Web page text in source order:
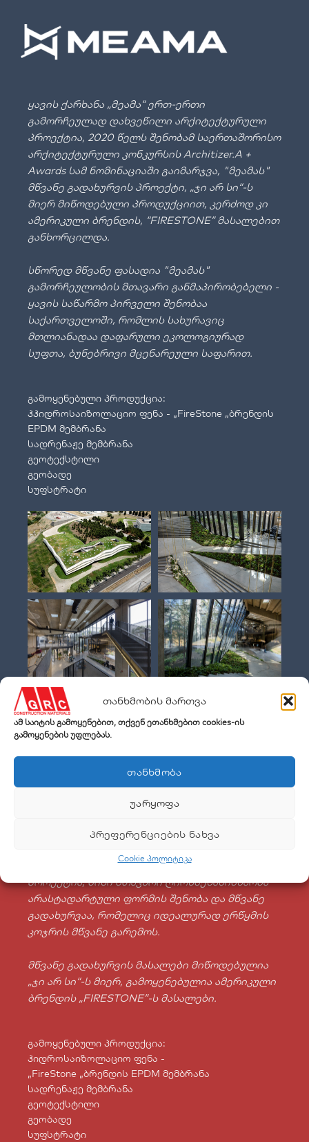
თანხმობის მართვა
ამ საიტის გამოყენებით, თქვენ ეთანხმებით cookies-ის
გამოყენების უფლებას.
ᲗᲐᲜᲮᲛᲝᲑᲐ
ᲣᲐᲠᲧᲝᲤᲐ
ᲞᲠᲔᲤᲔᲠᲔᲜᲪᲘᲔᲑᲘᲡ ᲜᲐᲮᲕᲐ
Cookie პოლიტიკა
ყავის ქარხანა „მეამა“ ერთ-ერთი
გამორჩეულად დახვეწილი არქიტექტურული
პროექტია, 2020 წელს შენობამ საერთაშორისო
არქიტექტურული კონკურსის Architizer.A +
Awards სამ ნომინაციაში გაიმარჯვა, "მეამას"
მწვანე გადახურვის პროექტი, „ჯი არ სი“-ს
მიერ მიწოდებული პროდუქციით, კერძოდ კი
ამერიკული ბრენდის, “FIRESTONE” მასალებით
განხორცილდა.
სწორედ მწვანე ფასადია "მეამას"
გამორჩეულობის მთავარი განმაპირობებელი -
ყავის საწარმო პირველი შენობაა
საქართველოში, რომლის სახურავიც
მთლიანადაა დაფარული ეკოლოგიურად
სუფთა, ბუნებრივი მცენარეული საფარით.
გამოყენებული პროდუქცია:
ჰჰიდროსაიზოლაციო ფენა - „FireStone „ბრენდის
EPDM მემბრანა
სადრენაჟე მემბრანა
გეოტექსტილი
გეობადე
სუფსტრატი
გადაწყვეტის მქონე არქიტექტურული
პროექტია, მისი მთავარი ღირსშესანიშნაობა
არასტადარტული ფორმის შენობა და მწვანე
გადახურვაა, რომელიც იდეალურად ერწყმის
კოჯრის მწვანე გარემოს.
მწვანე გადახურვის მასალები მიწოდებულია
„ჯი არ სი“-ს მიერ, გამოყენებულია ამერიკული
ბრენდის „FIRESTONE”-ს მასალები.
გამოყენებული პროდუქცია:
ჰიდროსაიზოლაციო ფენა -
„FireStone „ბრენდის EPDM მემბრანა
სადრენაჟე მემბრანა
გეოტექსტილი
გეობადე
სუფსტრატი